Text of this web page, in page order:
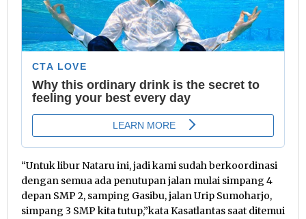
“Untuk libur Nataru ini, jadi kami sudah berkoordinasi
dengan semua ada penutupan jalan mulai simpang 4
depan SMP 2, samping Gasibu, jalan Urip Sumoharjo,
simpang 3 SMP kita tutup,”kata Kasatlantas saat ditemui